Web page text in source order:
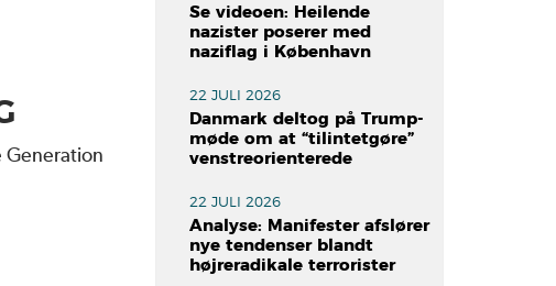
Se videoen: Heilende
nazister poserer med
naziflag i København
22 JULI 2026
Danmark deltog på Trump-
møde om at “tilintetgøre”
venstreorienterede
22 JULI 2026
Analyse: Manifester afslører
nye tendenser blandt
højreradikale terrorister